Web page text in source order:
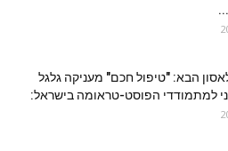
הבא: "טיפול חכם" מעניקה גלגל
למתמודדי הפוסט-טראומה בישראל: